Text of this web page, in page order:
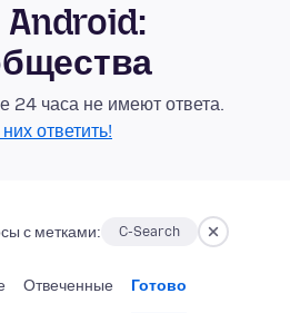
24 часа не имеют ответа.
ответить!
с метками: C-Search
Отвеченные Готово